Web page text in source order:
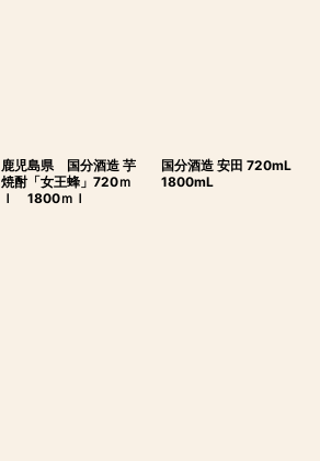
鹿児島県 国分酒造 芋
焼酎「女王蜂」720ｍ
ｌ 1800ｍｌ
国分酒造 安田 720mL
1800mL